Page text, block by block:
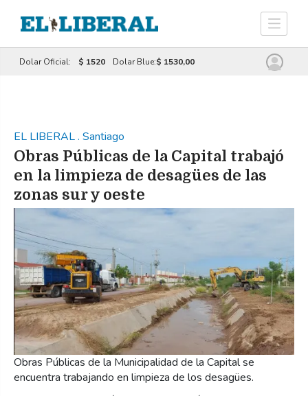
Dolar Oficial: $ 1520 Dolar Blue:$ 1530,00
EL LIBERAL. Santiago
Obras Públicas de la Capital trabajó
en la limpieza de desagües de las
zonas sur y oeste
Obras Públicas de la Municipalidad de la Capital se
encuentra trabajando en limpieza de los desagües.